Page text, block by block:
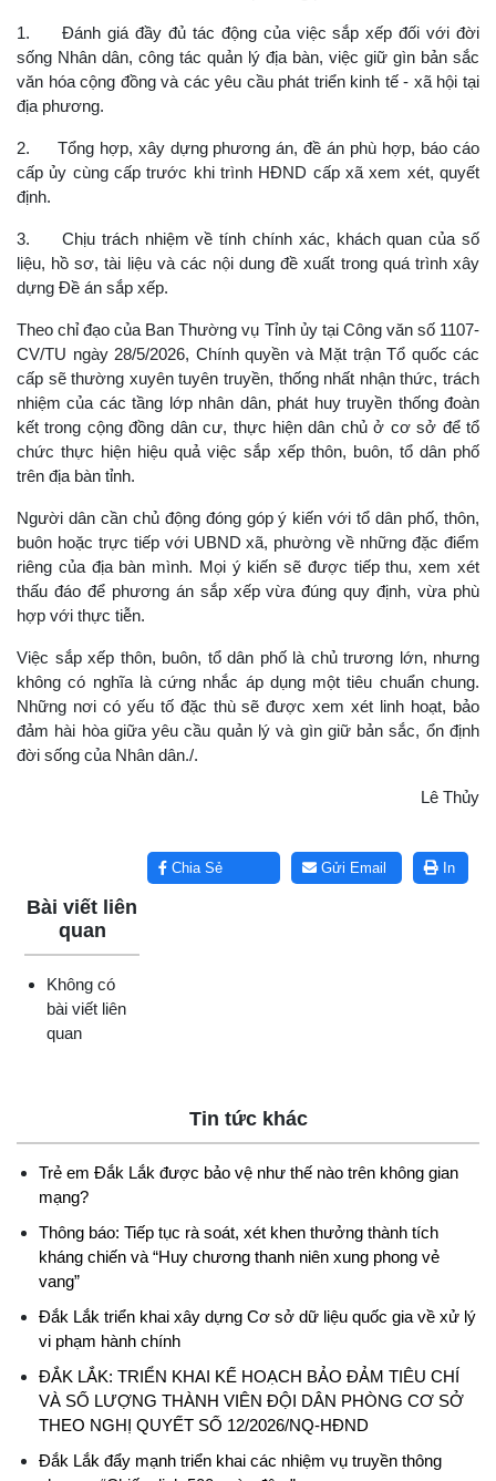
1. Đánh giá đầy đủ tác động của việc sắp xếp đối với đời
sống Nhân dân, công tác quản lý địa bàn, việc giữ gìn bản sắc
văn hóa cộng đồng và các yêu cầu phát triển kinh tế - xã hội tại
địa phương.
2. Tổng hợp, xây dựng phương án, đề án phù hợp, báo cáo
cấp ủy cùng cấp trước khi trình HĐND cấp xã xem xét, quyết
định.
3. Chịu trách nhiệm về tính chính xác, khách quan của số
liệu, hồ sơ, tài liệu và các nội dung đề xuất trong quá trình xây
dựng Đề án sắp xếp.
Theo chỉ đạo của Ban Thường vụ Tỉnh ủy tại Công văn số 1107-
CV/TU ngày 28/5/2026, Chính quyền và Mặt trận Tổ quốc các
cấp sẽ thường xuyên tuyên truyền, thống nhất nhận thức, trách
nhiệm của các tầng lớp nhân dân, phát huy truyền thống đoàn
kết trong cộng đồng dân cư, thực hiện dân chủ ở cơ sở để tổ
chức thực hiện hiệu quả việc sắp xếp thôn, buôn, tổ dân phố
trên địa bàn tỉnh.
Người dân cần chủ động đóng góp ý kiến với tổ dân phố, thôn,
buôn hoặc trực tiếp với UBND xã, phường về những đặc điểm
riêng của địa bàn mình. Mọi ý kiến sẽ được tiếp thu, xem xét
thấu đáo để phương án sắp xếp vừa đúng quy định, vừa phù
hợp với thực tiễn.
Việc sắp xếp thôn, buôn, tổ dân phố là chủ trương lớn, nhưng
không có nghĩa là cứng nhắc áp dụng một tiêu chuẩn chung.
Những nơi có yếu tố đặc thù sẽ được xem xét linh hoạt, bảo
đảm hài hòa giữa yêu cầu quản lý và gìn giữ bản sắc, ổn định
đời sống của Nhân dân./.
Lê Thủy
In
Gửi Email
Chia Sẻ
Bài viết liên
quan
Không có
bài viết liên
quan
Tin tức khác
Trẻ em Đắk Lắk được bảo vệ như thế nào trên không gian
mạng?
Thông báo: Tiếp tục rà soát, xét khen thưởng thành tích
kháng chiến và “Huy chương thanh niên xung phong vẻ
vang”
Đắk Lắk triển khai xây dựng Cơ sở dữ liệu quốc gia về xử lý
vi phạm hành chính
ĐẮK LẮK: TRIỂN KHAI KẾ HOẠCH BẢO ĐẢM TIÊU CHÍ
VÀ SỐ LƯỢNG THÀNH VIÊN ĐỘI DÂN PHÒNG CƠ SỞ
THEO NGHỊ QUYẾT SỐ 12/2026/NQ-HĐND
Đắk Lắk đẩy mạnh triển khai các nhiệm vụ truyền thông